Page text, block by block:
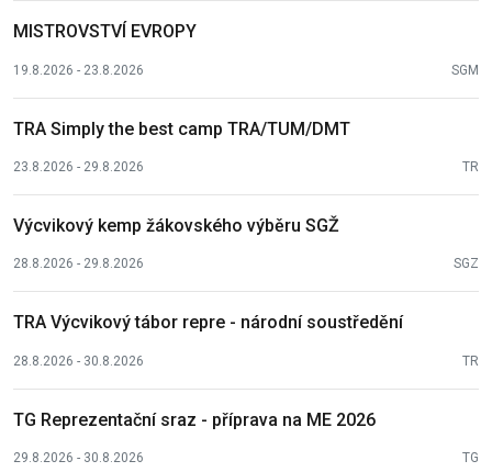
MISTROVSTVÍ EVROPY
19.8.2026 - 23.8.2026 SGM
TRA Simply the best camp TRA/TUM/DMT
23.8.2026 - 29.8.2026 TR
Výcvikový kemp žákovského výběru SGŽ
28.8.2026 - 29.8.2026 SGZ
TRA Výcvikový tábor repre - národní soustředění
28.8.2026 - 30.8.2026 TR
TG Reprezentační sraz - příprava na ME 2026
29.8.2026 - 30.8.2026 TG